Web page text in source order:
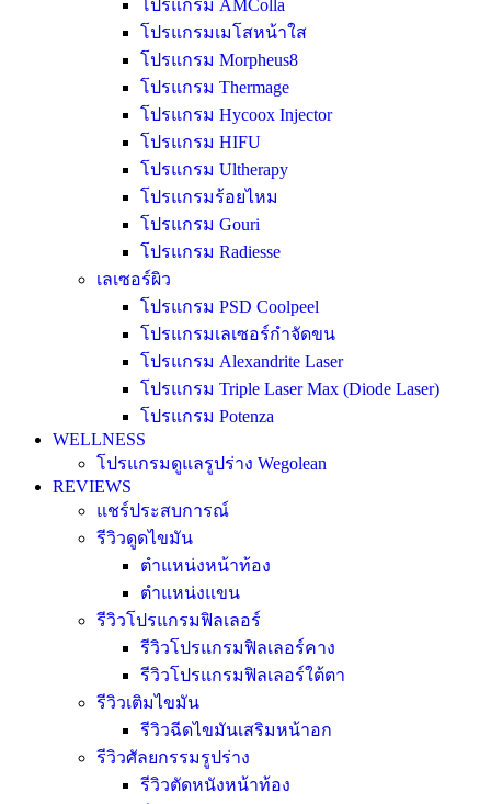
โปรแกรม AMColla
โปรแกรมเมโสหน้าใส
โปรแกรม Morpheus8
โปรแกรม Thermage
โปรแกรม Hycoox Injector
โปรแกรม HIFU
โปรแกรม Ultherapy
โปรแกรมร้อยไหม
โปรแกรม Gouri
โปรแกรม Radiesse
เลเซอร์ผิว
โปรแกรม PSD Coolpeel
โปรแกรมเลเซอร์กำจัดขน
โปรแกรม Alexandrite Laser
โปรแกรม Triple Laser Max (Diode Laser)
โปรแกรม Potenza
WELLNESS
โปรแกรมดูแลรูปร่าง Wegolean
REVIEWS
แชร์ประสบการณ์
รีวิวดูดไขมัน
ตำแหน่งหน้าท้อง
ตำแหน่งแขน
รีวิวโปรแกรมฟิลเลอร์
รีวิวโปรแกรมฟิลเลอร์คาง
รีวิวโปรแกรมฟิลเลอร์ใต้ตา
รีวิวเติมไขมัน
รีวิวฉีดไขมันเสริมหน้าอก
รีวิวศัลยกรรมรูปร่าง
รีวิวตัดหนังหน้าท้อง